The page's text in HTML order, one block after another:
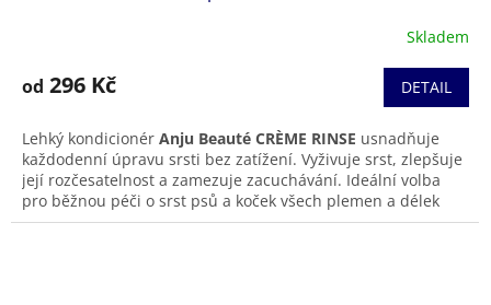
Skladem
od 296 Kč DETAIL
Lehký kondicionér Anju Beauté CRÈME RINSE usnadňuje
každodenní úpravu srsti bez zatížení. Vyživuje srst, zlepšuje
její rozčesatelnost a zamezuje zacuchávání. Ideální volba
pro běžnou péči o srst psů a koček všech plemen a délek
srsti. Zanechává srst jemnou,přirozeně lesklou a hladkou